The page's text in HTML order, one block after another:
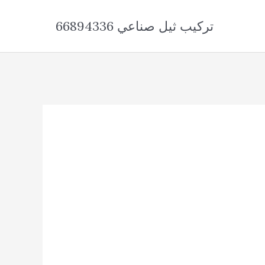
تركيب ثيل صناعي 66894336